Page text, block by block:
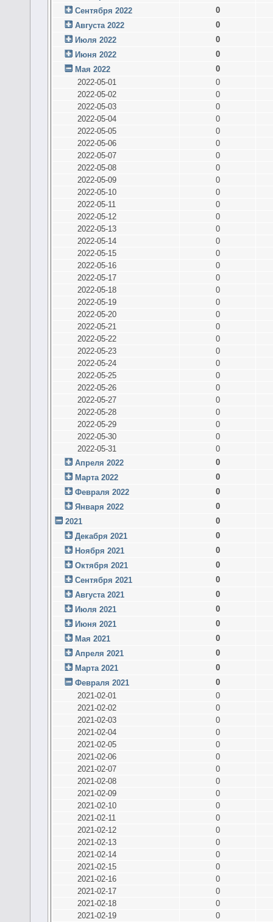
Сентября 2022
0
Августа 2022
0
Июля 2022
0
Июня 2022
0
Мая 2022
0
2022-05-01
0
2022-05-02
0
2022-05-03
0
2022-05-04
0
2022-05-05
0
2022-05-06
0
2022-05-07
0
2022-05-08
0
2022-05-09
0
2022-05-10
0
2022-05-11
0
2022-05-12
0
2022-05-13
0
2022-05-14
0
2022-05-15
0
2022-05-16
0
2022-05-17
0
2022-05-18
0
2022-05-19
0
2022-05-20
0
2022-05-21
0
2022-05-22
0
2022-05-23
0
2022-05-24
0
2022-05-25
0
2022-05-26
0
2022-05-27
0
2022-05-28
0
2022-05-29
0
2022-05-30
0
2022-05-31
0
Апреля 2022
0
Марта 2022
0
Февраля 2022
0
Января 2022
0
2021
0
Декабря 2021
0
Ноября 2021
0
Октября 2021
0
Сентября 2021
0
Августа 2021
0
Июля 2021
0
Июня 2021
0
Мая 2021
0
Апреля 2021
0
Марта 2021
0
Февраля 2021
0
2021-02-01
0
2021-02-02
0
2021-02-03
0
2021-02-04
0
2021-02-05
0
2021-02-06
0
2021-02-07
0
2021-02-08
0
2021-02-09
0
2021-02-10
0
2021-02-11
0
2021-02-12
0
2021-02-13
0
2021-02-14
0
2021-02-15
0
2021-02-16
0
2021-02-17
0
2021-02-18
0
2021-02-19
0